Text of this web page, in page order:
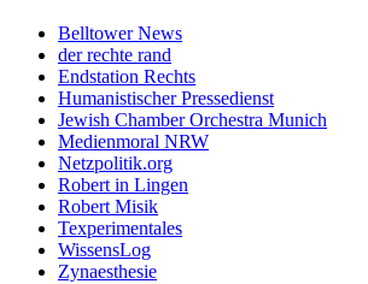
Belltower News
der rechte rand
Endstation Rechts
Humanistischer Pressedienst
Jewish Chamber Orchestra Munich
Medienmoral NRW
Netzpolitik.org
Robert in Lingen
Robert Misik
Texperimentales
WissensLog
Zynaesthesie